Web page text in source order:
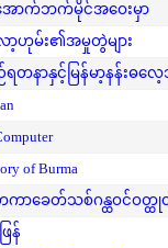
ာက်ဘက်မိုင်အဝေးမှာ
ော့ဟုမ်း၏အမှုတွဲများ
ရတနာနှင့်မြန်မာ့နန်းဓလ
of Burma
ကာခေတ်သစ်ဂန္ထဝင်ဝတ္ထုတို
န်